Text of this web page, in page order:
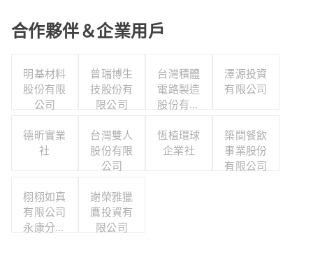
合作夥伴＆企業用戶
明基材料
股份有限
公司
普瑞博生
技股份有
限公司
台灣積體
電路製造
股份有限
澤源投資
有限公司
德昕實業
社
台灣雙人
股份有限
公司
恆植環球
企業社
築間餐飲
事業股份
有限公司
栩栩如真
有限公司
永康分公
謝榮雅獵
鷹投資有
限公司